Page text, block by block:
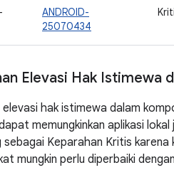
ANDROID-
25070434
Elevasi Hak Istimewa
hak istimewa dalam
memungkinkan aplikasi
Keparahan Kritis karena
mungkin perlu diperbaiki